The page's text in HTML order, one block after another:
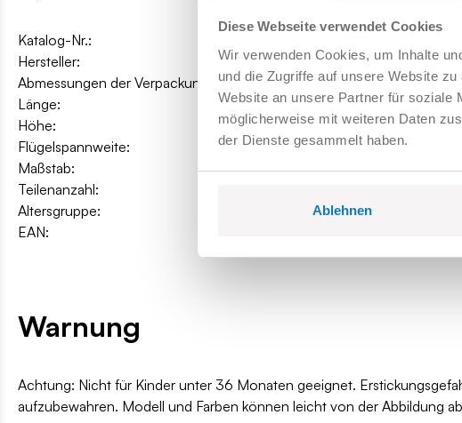
Diese Webseite verwendet Cookies
Wir verwenden Cookies, um Inhalte
und die Zugriffe auf unsere Website
Website an unsere Partner für soziale
möglicherweise mit weiteren Daten
der Dienste gesammelt haben.
Ablehnen
Katalog-Nr.:
Hersteller:
Cobi Factory SA
Abmessungen der Verpackung:
45 x 28 x 6 cm
Länge:
34,5 cm / 13.6″
Höhe:
11,8 cm / 4.6″
Flügelspannweite:
24 cm / 9.4″
Maßstab:
1:48
Teilenanzahl:
Altersgruppe:
EAN:
Warnung
Achtung: Nicht für Kinder unter 36 Monaten geeignet.
aufzubewahren. Modell und Farben können leicht von der Abbildung